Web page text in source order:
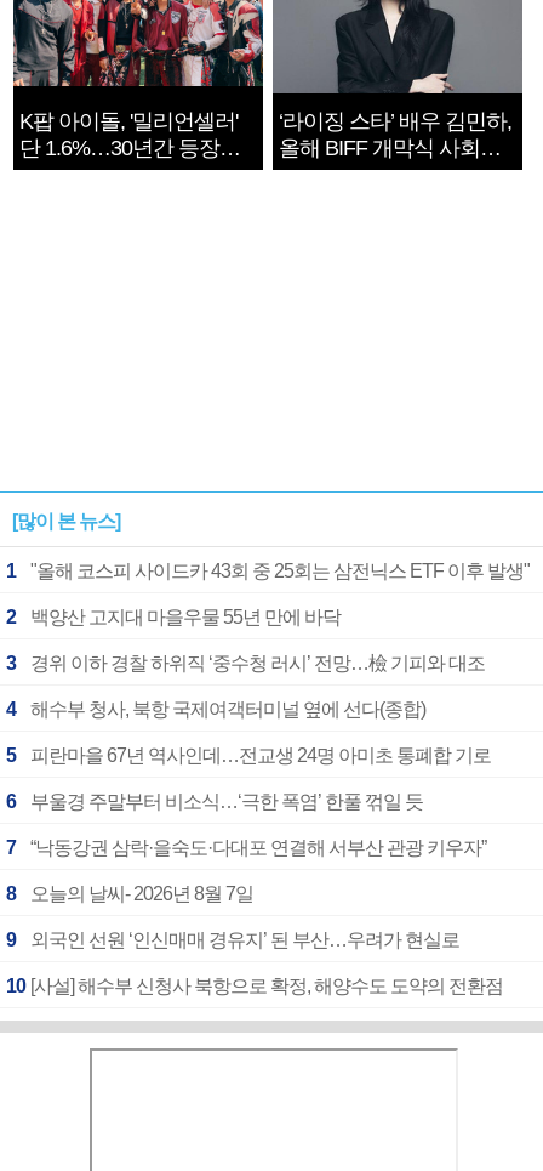
K팝 아이돌, '밀리언셀러'
단 1.6%…30년간 등장
1182개팀 전수조사
‘라이징 스타’ 배우 김민하,
올해 BIFF 개막식 사회자
확정
[많이 본 뉴스]
1 "올해 코스피 사이드카 43회 중 25회는 삼전닉스 ETF 이후 발생"
2 백양산 고지대 마을우물 55년 만에 바닥
3 경위 이하 경찰 하위직 ‘중수청 러시’ 전망…檢 기피와 대조
4 해수부 청사, 북항 국제여객터미널 옆에 선다(종합)
5 피란마을 67년 역사인데…전교생 24명 아미초 통폐합 기로
6 부울경 주말부터 비소식…‘극한 폭염’ 한풀 꺾일 듯
7 “낙동강권 삼락·을숙도·다대포 연결해 서부산 관광 키우자”
8 오늘의 날씨- 2026년 8월 7일
9 외국인 선원 ‘인신매매 경유지’ 된 부산…우려가 현실로
10 [사설] 해수부 신청사 북항으로 확정, 해양수도 도약의 전환점